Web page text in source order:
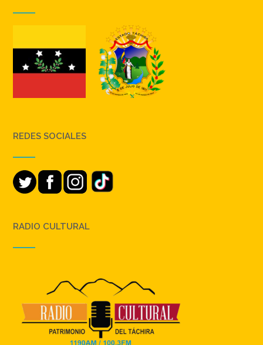
REDES SOCIALES
RADIO CULTURAL